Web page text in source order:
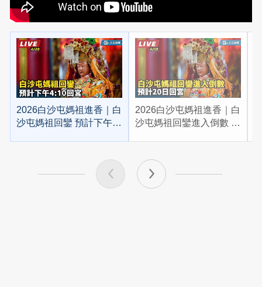
2026白沙屯媽祖進香｜白
沙屯媽祖回鑾 預計下午
2026白沙屯媽祖進香｜白
沙屯媽祖回鑾進入倒數 預